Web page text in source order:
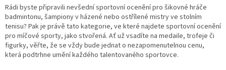
Rádi byste připravili nevšední sportovní ocenění pro šikovné hráče
badmintonu, šampiony v házené nebo ostřílené mistry ve stolním
tenisu? Pak je právě tato kategorie, ve které najdete sportovní ocenění
pro míčové sporty, jako stvořená. Ať už vsadíte na medaile, trofeje či
figurky, věřte, že se vždy bude jednat o nezapomenutelnou cenu,
která podtrhne umění každého talentovaného sportovce.